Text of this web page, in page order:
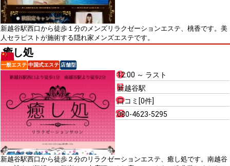
新越谷駅西口から徒歩１分のメンズリラクゼーションエステ、桃香です。美
人セラピストが施術する隠れ家メンズエステです。
癒し処
一般エステ 中国式エステ 店舗型
12:00 ～ ラスト
新越谷駅
口コミ[0件]
080-4623-5295
新越谷駅西口から徒歩２分のリラクゼーションエステ、癒し処です。南越谷